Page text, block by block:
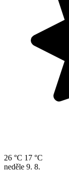
26 °C 17 °C
neděle 9. 8.